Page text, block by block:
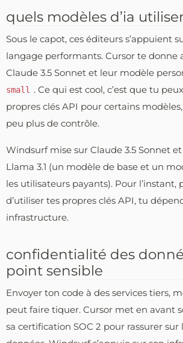
quels modèles d’ia
Sous le capot, ces éditeurs s’appuient
langage performants. Cursor te donne
Claude 3.5 Sonnet et leur modèle
small
. Ce qui est cool, c’est que tu
propres clés API pour certains
peu plus de contrôle.
Windsurf mise sur Claude 3.5 Sonnet
Llama 3.1 (un modèle de base et un
les utilisateurs payants). Pour l’instant,
d’utiliser tes propres clés API, tu
infrastructure.
confidentialité des
point sensible
Envoyer ton code à des services tiers,
peut faire tiquer. Cursor met en avant
sa certification SOC 2 pour rassurer sur